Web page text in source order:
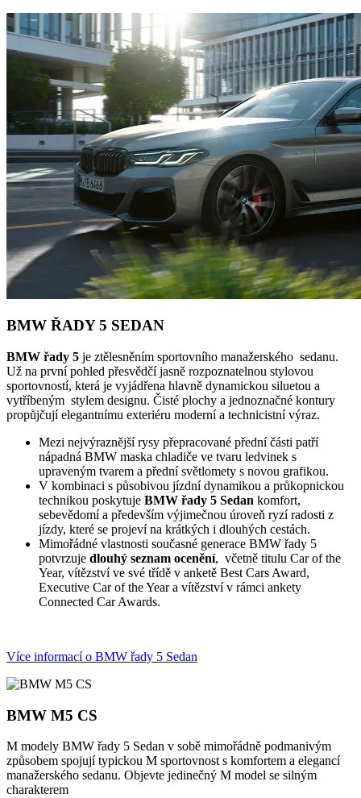
BMW ŘADY 5 SEDAN
BMW řady 5 je ztělesněním sportovního manažerského sedanu.
Už na první pohled přesvědčí jasně rozpoznatelnou stylovou
sportovností, která je vyjádřena hlavně dynamickou siluetou a
vytříbeným stylem designu. Čisté plochy a jednoznačné kontury
propůjčují elegantnímu exteriéru moderní a technicistní výraz.
Mezi nejvýraznější rysy přepracované přední části patří
nápadná BMW maska chladiče ve tvaru ledvinek s
upraveným tvarem a přední světlomety s novou grafikou.
V kombinaci s působivou jízdní dynamikou a průkopnickou
technikou poskytuje BMW řady 5 Sedan komfort,
sebevědomí a především výjimečnou úroveň ryzí radosti z
jízdy, které se projeví na krátkých i dlouhých cestách.
Mimořádné vlastnosti současné generace BMW řady 5
potvrzuje dlouhý seznam ocenění, včetně titulu Car of the
Year, vítězství ve své třídě v anketě Best Cars Award,
Executive Car of the Year a vítězství v rámci ankety
Connected Car Awards.
Více informací o BMW řady 5 Sedan
BMW M5 CS
M modely BMW řady 5 Sedan v sobě mimořádně podmanivým
způsobem spojují typickou M sportovnost s komfortem a elegancí
manažerského sedanu. Objevte jedinečný M model se silným
charakterem